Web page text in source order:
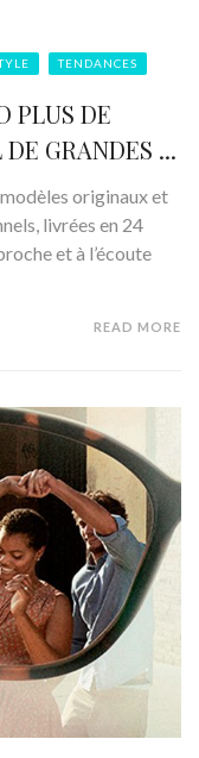
TENDANCES
PLUS DE
GRANDES ...
originaux et
livrées en 24
et à l’écoute
READ MORE